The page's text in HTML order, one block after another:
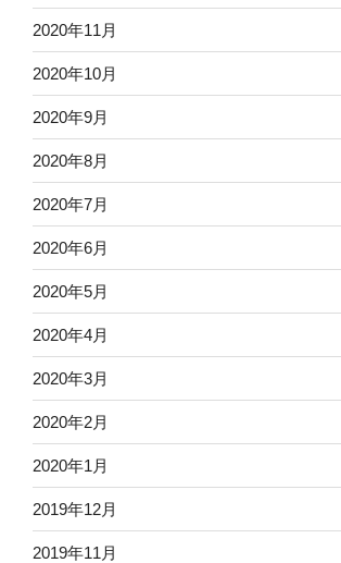
2020年11月
2020年10月
2020年9月
2020年8月
2020年7月
2020年6月
2020年5月
2020年4月
2020年3月
2020年2月
2020年1月
2019年12月
2019年11月